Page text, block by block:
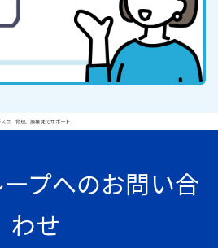
ク、修理、廃棄までサポート
ープへのお問い合
わせ